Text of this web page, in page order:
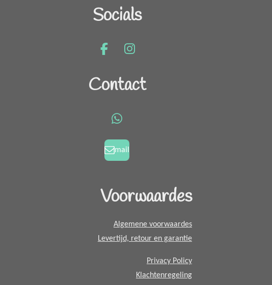
Socials
F
c
e
k
I
s
t
a
Contact
W
a
t
p
mail
Voorwaardes
Algemene voorwaardes
Levertijd, retour en garantie
Privacy Policy
Klachtenregeling